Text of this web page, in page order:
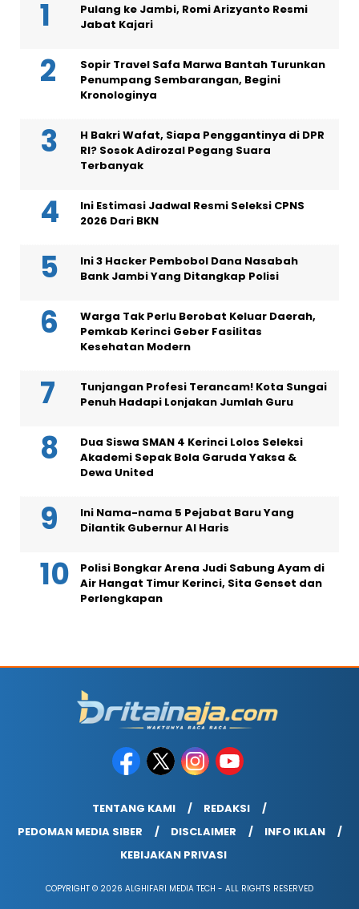
Pulang ke Jambi, Romi Arizyanto Resmi
Jabat Kajari
Sopir Travel Safa Marwa Bantah Turunkan
Penumpang Sembarangan, Begini
Kronologinya
H Bakri Wafat, Siapa Penggantinya di DPR
RI? Sosok Adirozal Pegang Suara
Terbanyak
Ini Estimasi Jadwal Resmi Seleksi CPNS
2026 Dari BKN
Ini 3 Hacker Pembobol Dana Nasabah
Bank Jambi Yang Ditangkap Polisi
Warga Tak Perlu Berobat Keluar Daerah,
Pemkab Kerinci Geber Fasilitas
Kesehatan Modern
Tunjangan Profesi Terancam! Kota Sungai
Penuh Hadapi Lonjakan Jumlah Guru
Dua Siswa SMAN 4 Kerinci Lolos Seleksi
Akademi Sepak Bola Garuda Yaksa &
Dewa United
Ini Nama-nama 5 Pejabat Baru Yang
Dilantik Gubernur Al Haris
Polisi Bongkar Arena Judi Sabung Ayam di
Air Hangat Timur Kerinci, Sita Genset dan
Perlengkapan
TENTANG KAMI
REDAKSI
PEDOMAN MEDIA SIBER
DISCLAIMER
INFO IKLAN
KEBIJAKAN PRIVASI
COPYRIGHT © 2026 ALGHIFARI MEDIA TECH - ALL RIGHTS RESERVED